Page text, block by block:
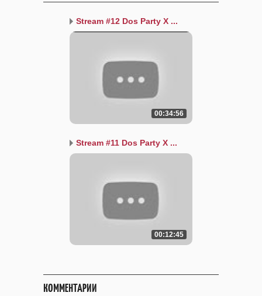
Stream #12 Dos Party X ...
00:34:56
Stream #11 Dos Party X ...
00:12:45
КОММЕНТАРИИ